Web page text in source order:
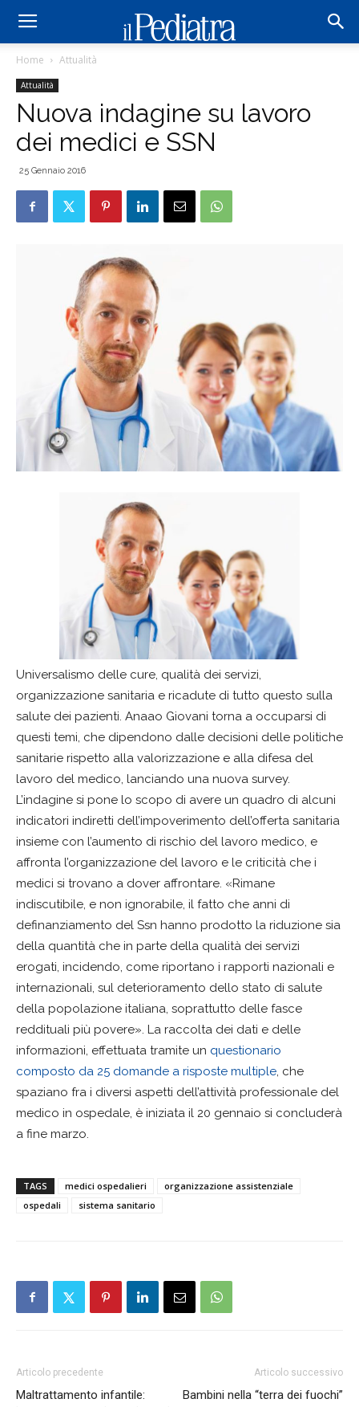
Home Attualità
Attualità
Nuova indagine su lavoro
dei medici e SSN
25 Gennaio 2016
Universalismo delle cure, qualità dei servizi,
organizzazione sanitaria e ricadute di tutto questo sulla
salute dei pazienti. Anaao Giovani torna a occuparsi di
questi temi, che dipendono dalle decisioni delle politiche
sanitarie rispetto alla valorizzazione e alla difesa del
lavoro del medico, lanciando una nuova survey.
L’indagine si pone lo scopo di avere un quadro di alcuni
indicatori indiretti dell’impoverimento dell’offerta sanitaria
insieme con l’aumento di rischio del lavoro medico, e
affronta l’organizzazione del lavoro e le criticità che i
medici si trovano a dover affrontare. «Rimane
indiscutibile, e non ignorabile, il fatto che anni di
definanziamento del Ssn hanno prodotto la riduzione sia
della quantità che in parte della qualità dei servizi
erogati, incidendo, come riportano i rapporti nazionali e
internazionali, sul deterioramento dello stato di salute
della popolazione italiana, soprattutto delle fasce
reddituali più povere». La raccolta dei dati e delle
informazioni, effettuata tramite un questionario
composto da 25 domande a risposte multiple, che
spaziano fra i diversi aspetti dell’attività professionale del
medico in ospedale, è iniziata il 20 gennaio si concluderà
a fine marzo.
TAGS medici ospedalieri
organizzazione assistenziale
ospedali
sistema sanitario
Articolo precedente
Maltrattamento infantile:
Articolo successivo
Bambini nella “terra dei fuochi”